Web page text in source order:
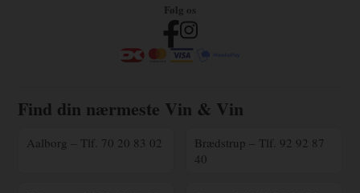
Følg os
Find din nærmeste Vin & Vin
Aalborg – Tlf. 70 20 83 02
Brædstrup – Tlf. 92 92 87
40